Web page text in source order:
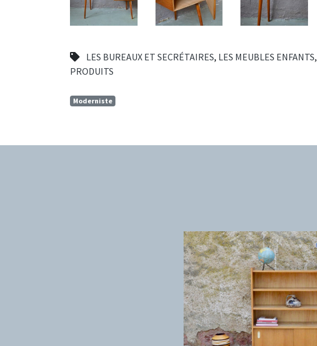
LES BUREAUX ET SECRÉTAIRES, LES MEUBLES ENFANTS,
PRODUITS
Moderniste